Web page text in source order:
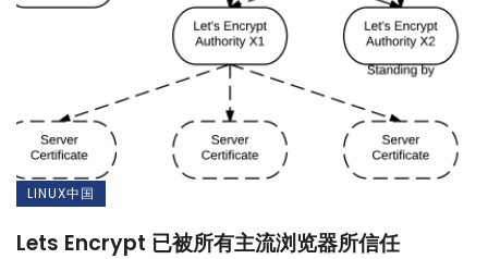
LINUX中国
Lets Encrypt 已被所有主流浏览器所信任